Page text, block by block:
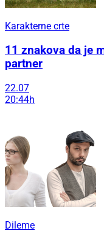
Karakterne crte
11 znakova da je
partner
22.07
20:44h
Dileme